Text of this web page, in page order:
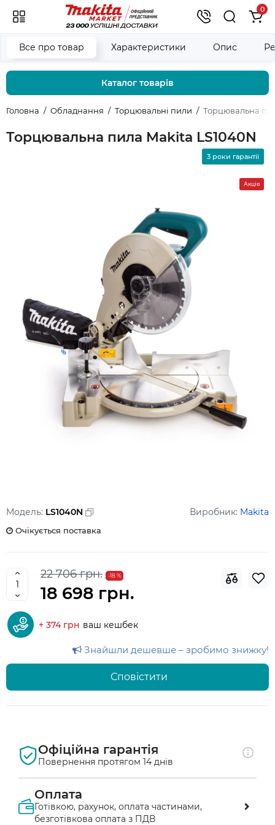
0
Каталог товарів
Головна Обладнання Торцювальні пили Торцювальна
Торцювальна пила Makita LS1040N
Все про товар Характеристики Опис
3 роки гарантії
Акція
Модель: LS1040N Виробник: Makita
Очікується поставка
22 706 грн. -18 %
18 698 грн.
+ 374 грн ваш кешбек
Знайшли дешевше – зробимо знижку!
Сповістити
Офіційна гарантія
Повернення протягом 14 днів
Оплата
Готівкою, рахунок, оплата частинами,
безготівкова оплата з ПДВ